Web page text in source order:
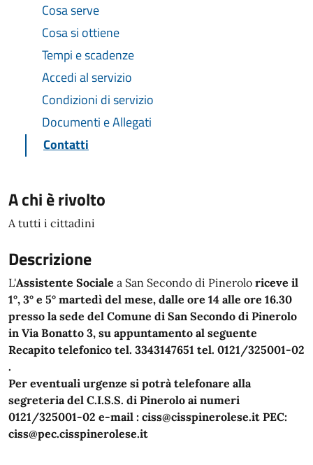
Cosa serve
Cosa si ottiene
Tempi e scadenze
Accedi al servizio
Condizioni di servizio
Documenti e Allegati
Contatti
A chi è rivolto
A tutti i cittadini
Descrizione
L'Assistente Sociale a San Secondo di Pinerolo riceve il
1°, 3° e 5° martedì del mese, dalle ore 14 alle ore 16.30
presso la sede del Comune di San Secondo di Pinerolo
in Via Bonatto 3, su appuntamento al seguente
Recapito telefonico tel. 3343147651 tel. 0121/325001-02
.
Per eventuali urgenze si potrà telefonare alla
segreteria del C.I.S.S. di Pinerolo ai numeri
0121/325001-02 e-mail : ciss@cisspinerolese.it PEC:
ciss@pec.cisspinerolese.it